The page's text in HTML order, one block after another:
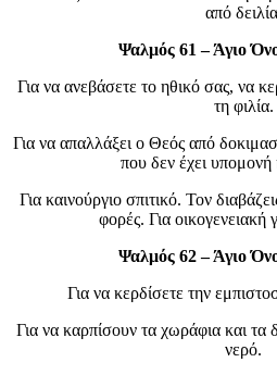
από
Ψαλμός 61 – Άγιο
Για να ανεβάσετε το ηθικό σας, να
τη φιλία.
Για να απαλλάξει ο Θεός από
που δεν έχει υπομονή
Για καινούργιο σπιτικό. Τον
φορές. Για οικογενειακή
Ψαλμός 62 – Άγιο
Για να κερδίσετε την
Για να καρπίσουν τα χωράφια και τα
νερό.